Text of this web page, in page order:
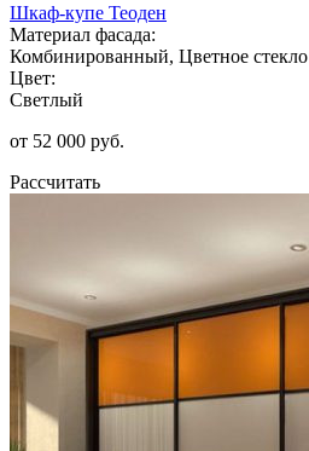
Шкаф-купе Теоден
Материал фасада:
Комбинированный, Цветное стекло
Цвет:
Светлый
от 52 000 руб.
Рассчитать